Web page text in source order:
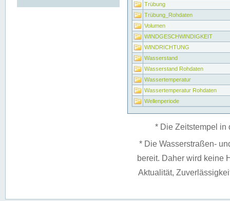
Trübung
Trübung_Rohdaten
Volumen
WINDGESCHWINDIGKEIT
WINDRICHTUNG
Wasserstand
Wasserstand Rohdaten
Wassertemperatur
Wassertemperatur Rohdaten
Wellenperiode
* Die Zeitstempel in
* Die Wasserstraßen-
bereit. Daher wird keine
Aktualität,